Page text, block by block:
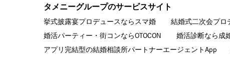
タメニーグループのサービスサイト
挙式披露宴プロデュースならスマ婚 結婚式二次会プロ
婚活パーティー・街コンならOTOCON
婚活診断なら成
アプリ完結型の結婚相談所パートナーエージェントApp